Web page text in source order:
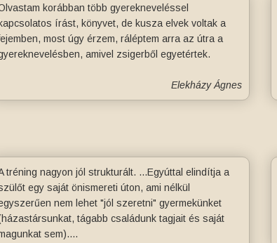
korábban több gyerekneveléssel
kapcsolatos írást, könyvet, de kusza elvek voltak a
most úgy érzem, ráléptem arra az útra a
amivel zsigerből egyetértek.
Elekházy Ágnes
tréning nagyon jól strukturált. ...Egyúttal elindítja a
egy saját önismereti úton, ami nélkül
nem lehet "jól szeretni" gyermekünket
tágabb családunk tagjait és saját
sem)....